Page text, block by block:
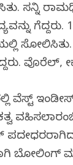
ಸನ್ನಿ
ಸೋಲಿಸಿತು.
ವೊರೆಲ್,
ವೆಸ್ಟ್
ಬೋಲಿಂಗ್